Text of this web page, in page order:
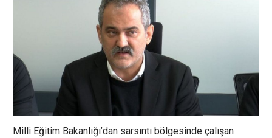
Milli Eğitim Bakanlığı’dan sarsıntı bölgesinde çalışan